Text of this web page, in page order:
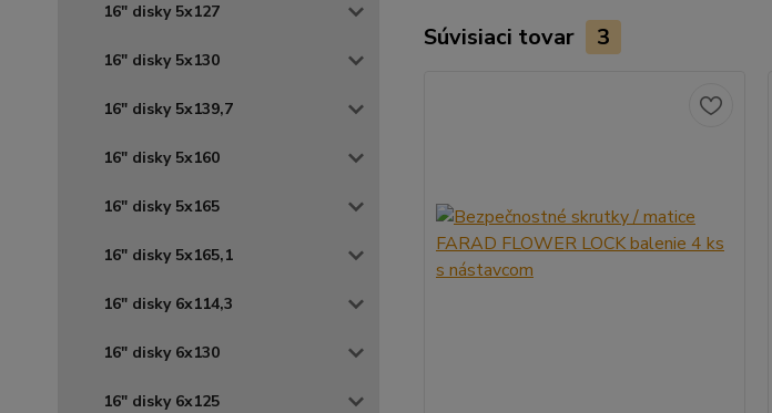
16" disky 5x127
16" disky 5x130
16" disky 5x139,7
16" disky 5x160
16" disky 5x165
16" disky 5x165,1
16" disky 6x114,3
16" disky 6x130
16" disky 6x125
Súvisiaci tovar 3